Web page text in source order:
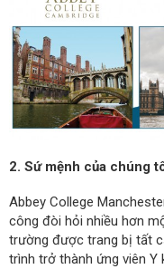
2. Sứ mệnh của chúng
Abbey College
công đòi hỏi nhiều hơn
trường được trang bị tất
trình trở thành ứng viên